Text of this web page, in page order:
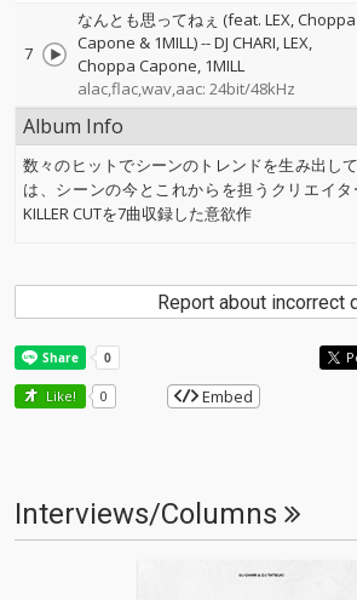
7
なんとも思ってねぇ (feat. LEX, Choppa
Capone & 1MILL)--DJ CHARI LEX
Choppa Capone 1MILL
alac,flac,wav,aac: 24bit/48kHz
Album Info
数々のヒットでシーンのトレンドを⽣み出して
は、シーンの今とこれからを担うクリエイ
KILLER CUTを7曲収録した意欲作
Report about incorrect
Like! 0 Embed
Interviews/Columns